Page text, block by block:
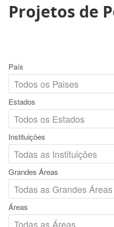
Projetos de
País
Estados
Instituições
Grandes Áreas
Áreas